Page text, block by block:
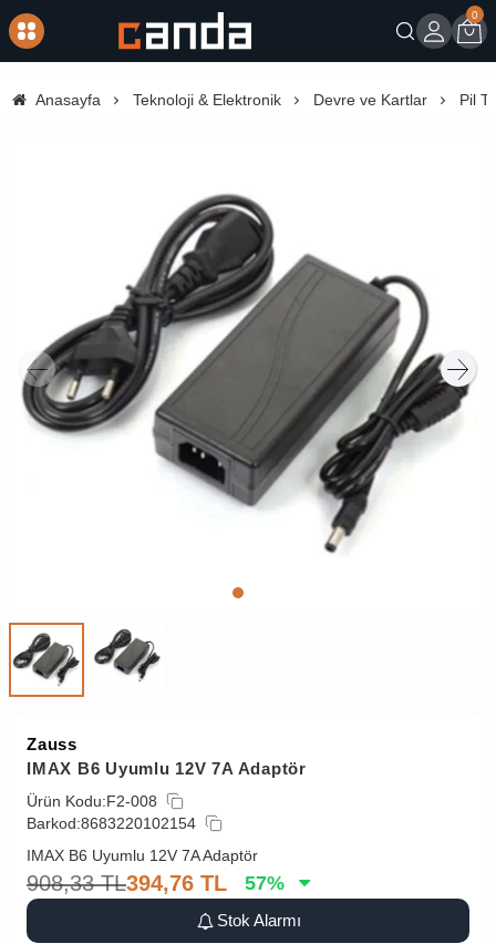
Giriş
0
Anasayfa Teknoloji & Elektronik Devre ve Kartlar Pil
Zauss
IMAX B6 Uyumlu 12V 7A Adaptör
Ürün Kodu:F2-008
Barkod:8683220102154
IMAX B6 Uyumlu 12V 7A Adaptör
908,33 TL394,76 TL 57%
Stok Alarmı